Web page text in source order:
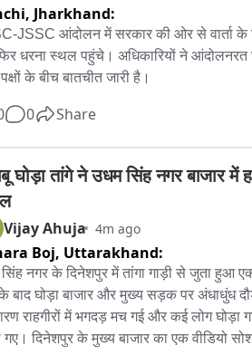
Jharkhand:
JSSC आंदोलन में सरकार की ओर से वार्ता
धरना स्थल पहुंचे। अधिकारियों ने आंदोलनरत
पक्षों के बीच बातचीत जारी है।
0 Share
घोड़ा तांगे ने उधम सिंह नगर बाजार में
Vijay Ahuja 4m ago
Boj, Uttarakhand:
नगर के दिनेशपुर में तांगा गाड़ी से जुता हुआ
बाद घोड़ा बाजार और मुख्य सड़क पर अंधाधुंध
राहगीरों में भगदड़ मच गई और कई लोग
गए। दिनेशपुर के मुख्य बाजार का एक वीडियो